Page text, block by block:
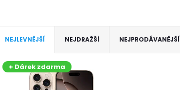
ŘNEJLEVNĚJŠÍ NEJDRAŽŠÍ NEJPRODÁVANĚJŠÍ
V+ Dárek zdarma